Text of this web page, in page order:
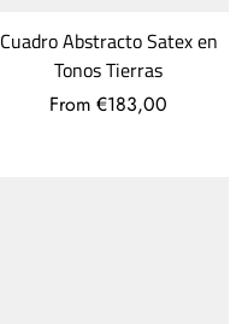
Cuadro Abstracto Satex en
Tonos Tierras
From €183,00